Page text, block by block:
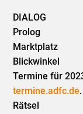
DIALOG
Prolog
Marktplatz
Blickwinkel
Termine für
termine.adfc.de.
Rätsel